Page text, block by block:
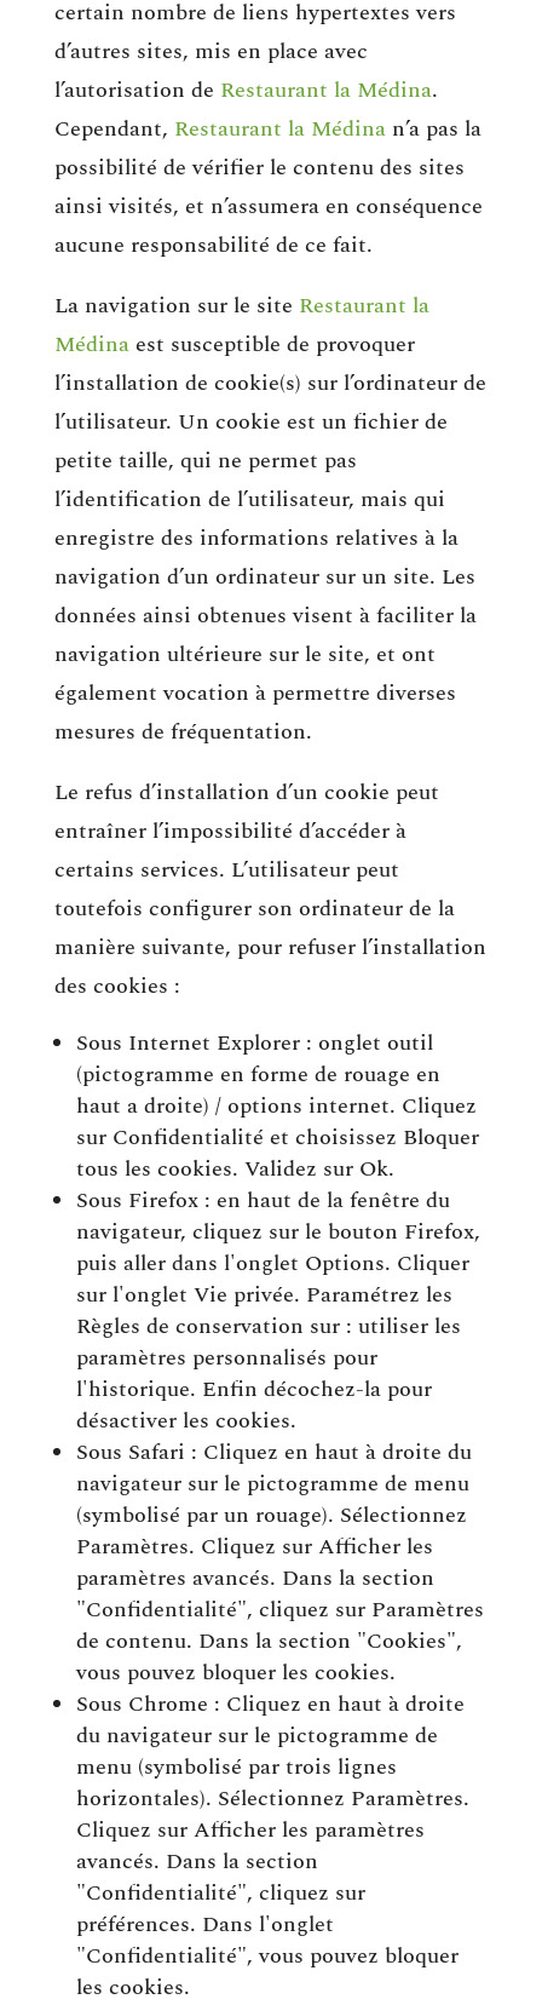
certain nombre de liens hypertextes vers
d’autres sites, mis en place avec
l’autorisation de Restaurant la Médina.
Cependant, Restaurant la Médinan’a pas la
possibilité de vérifier le contenu des sites
ainsi visités, et n’assumera en conséquence
aucune responsabilité de ce fait.
La navigation sur le site Restaurant la
Médinaest susceptible de provoquer
l’installation de cookie(s) sur l’ordinateur de
l’utilisateur. Un cookie est un fichier de
petite taille, qui ne permet pas
l’identification de l’utilisateur, mais qui
enregistre des informations relatives à la
navigation d’un ordinateur sur un site. Les
données ainsi obtenues visent à faciliter la
navigation ultérieure sur le site, et ont
également vocation à permettre diverses
mesures de fréquentation.
Le refus d’installation d’un cookie peut
entraîner l’impossibilité d’accéder à
certains services. L’utilisateur peut
toutefois configurer son ordinateur de la
manière suivante, pour refuser l’installation
des cookies :
Sous Internet Explorer : onglet outil
(pictogramme en forme de rouage en
haut a droite) / options internet. Cliquez
sur Confidentialité et choisissez Bloquer
tous les cookies. Validez sur Ok.
Sous Firefox : en haut de la fenêtre du
navigateur, cliquez sur le bouton Firefox,
puis aller dans l'onglet Options. Cliquer
sur l'onglet Vie privée. Paramétrez les
Règles de conservation sur : utiliser les
paramètres personnalisés pour
l'historique. Enfin décochez-la pour
désactiver les cookies.
Sous Safari : Cliquez en haut à droite du
navigateur sur le pictogramme de menu
(symbolisé par un rouage). Sélectionnez
Paramètres. Cliquez sur Afficher les
paramètres avancés. Dans la section
"Confidentialité", cliquez sur Paramètres
de contenu. Dans la section "Cookies",
vous pouvez bloquer les cookies.
Sous Chrome : Cliquez en haut à droite
du navigateur sur le pictogramme de
menu (symbolisé par trois lignes
horizontales). Sélectionnez Paramètres.
Cliquez sur Afficher les paramètres
avancés. Dans la section
"Confidentialité", cliquez sur
préférences. Dans l'onglet
"Confidentialité", vous pouvez bloquer
les cookies.